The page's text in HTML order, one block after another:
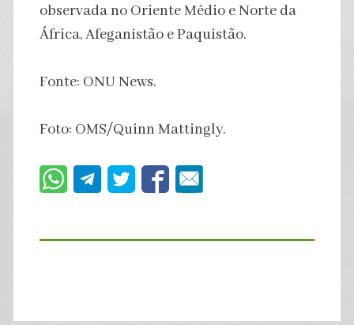
observada no Oriente Médio e Norte da
África, Afeganistão e Paquistão.
Fonte: ONU News.
Foto: OMS/Quinn Mattingly.